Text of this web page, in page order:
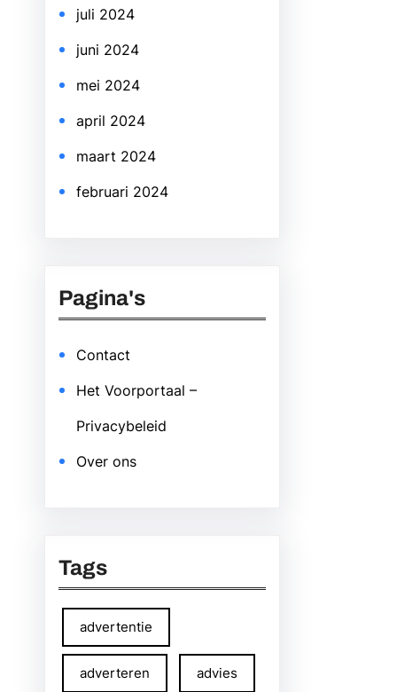
juli 2024
juni 2024
mei 2024
april 2024
maart 2024
februari 2024
Pagina's
Contact
Het Voorportaal –
Privacybeleid
Over ons
Tags
advertentie
adverteren advies